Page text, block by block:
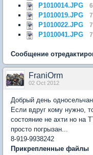
P1010014.JPG
P1010019.JPG
P1010022.JPG
P1010041.JPG
Сообщение
FraniOrm
02 Oct 2012
Добрый день
Если вдруг кому нужно,
состояние не ахти но на
просто погрызан...
8-919-9938242
Прикрепленные файлы